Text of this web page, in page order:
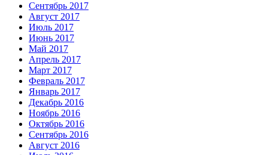
Сентябрь 2017
Август 2017
Июль 2017
Июнь 2017
Май 2017
Апрель 2017
Март 2017
Февраль 2017
Январь 2017
Декабрь 2016
Ноябрь 2016
Октябрь 2016
Сентябрь 2016
Август 2016